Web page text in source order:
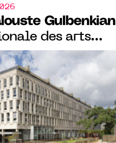
Gulbenkian
des arts
édition du
Curadores